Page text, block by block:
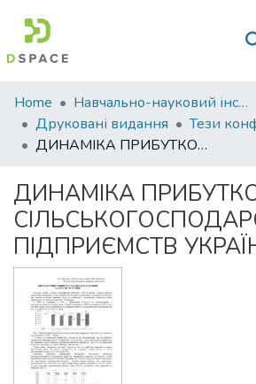
Communities
&
Collections
Statistics
Home
Навчально-науковий інститут економіки, управління, права та інформаційних технологій
Друковані видання
ДИНАМІКА ПРИБУТКОВОСТІ СІЛЬСЬКОГОСПОДАРСЬКИХ ПІДПРИЄМСТВ УКРАЇНИ
ДИНАМІКА
ПІДПРИЄМСТВ